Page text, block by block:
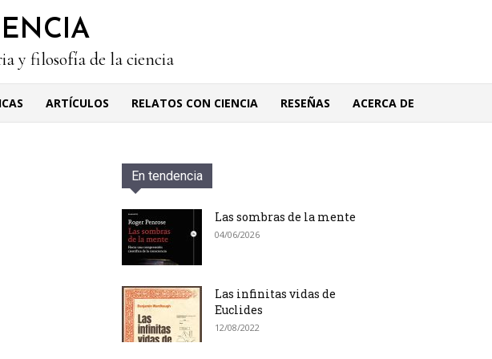
y filosofía de la ciencia
ARTÍCULOS RELATOS CON CIENCIA RESEÑAS ACERCA DE
En tendencia
Las sombras de la mente
04/06/2026
Las infinitas vidas de
Euclides
12/08/2022